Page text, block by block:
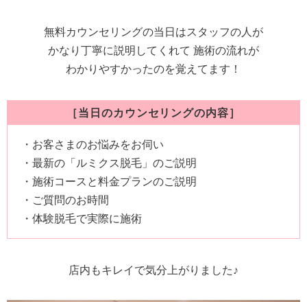
無料カウンセリングの当日はスタッフの人が
かなり丁寧に説明してくれて 施術の流れが
わかりやすかったのを覚えてます！
［当日のカウンセリングの内容］
・お客さまのお悩みをお伺い
・最新の「ルミクス脱毛」のご説明
・施術コースと料金プランのご説明
・ご質問のお時間
・体験脱毛で実際に施術
店内もキレイで気分上がりました♪